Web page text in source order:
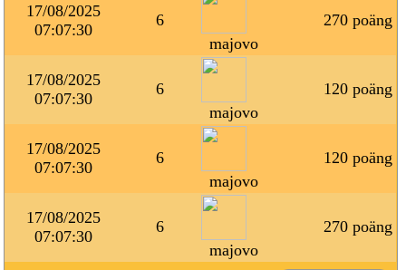
17/08/2025
07:07:30
6
majovo
270 poäng
17/08/2025
07:07:30
6
majovo
120 poäng
17/08/2025
07:07:30
6
majovo
120 poäng
17/08/2025
07:07:30
6
majovo
270 poäng